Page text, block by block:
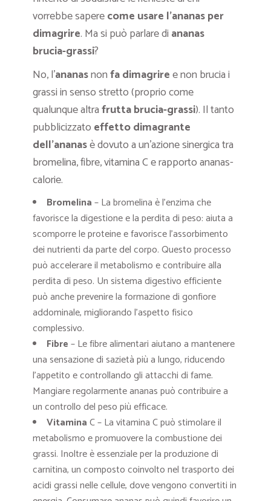
vorrebbe saperecome usare l’ananas per
dimagrire. Ma si può parlare di ananas
brucia-grassi?
No, l’ananasnonfa dimagriree non brucia i
grassi in senso stretto (proprio come
qualunque altrafrutta brucia-grassi). Il tanto
pubblicizzato effetto dimagrante
dell’ananasè dovuto a un’azione sinergica tra
bromelina, fibre, vitamina C e rapporto ananas-
calorie.
Bromelina– La bromelina è l’enzima che
favorisce la digestione e la perdita di peso: aiuta a
scomporre le proteine ​​e favorisce l’assorbimento
dei nutrienti da parte del corpo. Questo processo
può accelerare il metabolismo e contribuire alla
perdita di peso. Un sistema digestivo efficiente
può anche prevenire la formazione di gonfiore
addominale, migliorando l’aspetto fisico
complessivo.
Fibre– Le fibre alimentari aiutano a mantenere
una sensazione di sazietà più a lungo, riducendo
l’appetito e controllando gli attacchi di fame.
Mangiare regolarmente ananas può contribuire a
un controllo del peso più efficace.
VitaminaC – La vitamina C può stimolare il
metabolismo e promuovere la combustione dei
grassi. Inoltre è essenziale per la produzione di
carnitina, un composto coinvolto nel trasporto dei
acidi grassi nelle cellule, dove vengono convertiti in